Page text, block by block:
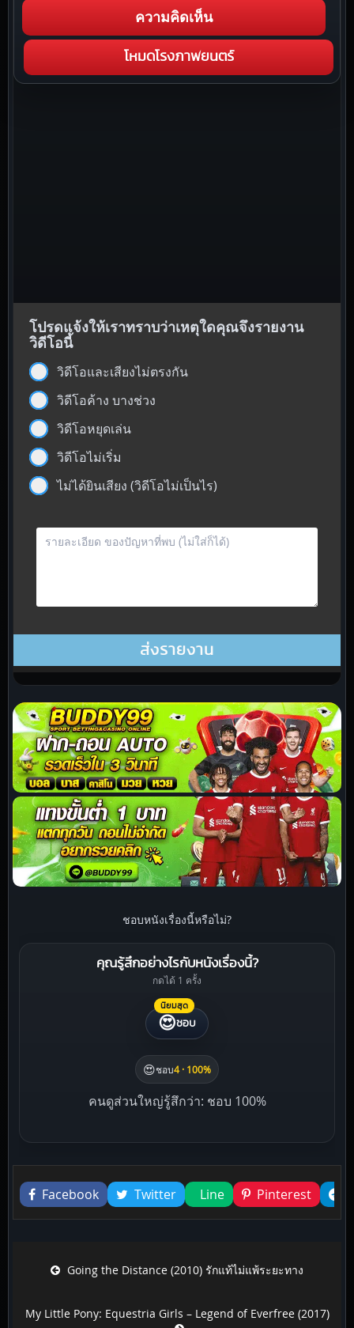
ความคิดเห็น
โหมดโรงภาพยนตร์
โปรดแจ้งให้เราทราบว่าเหตุใดคุณจึงรายงาน
วิดีโอนี้
วิดีโอและเสียงไม่ตรงกัน
วิดีโอค้าง บางช่วง
วิดีโอหยุดเล่น
วิดีโอไม่เริ่ม
ไม่ได้ยินเสียง (วิดีโอไม่เป็นไร)
ชอบหนังเรื่องนี้หรือไม่?
คุณรู้สึกอย่างไรกับหนังเรื่องนี้?
กดได้ 1 ครั้ง
นิยมสุด
😍ชอบ
😍ชอบ4 · 100%
คนดูส่วนใหญ่รู้สึกว่า: ชอบ 100%
Liked this
Facebook
Twitter Line Pinterest
Post navigationGoing the Distance (2010) รักแท้ไม่แพ้ระยะทาง
My Little Pony: Equestria Girls – Legend of Everfree (2017)